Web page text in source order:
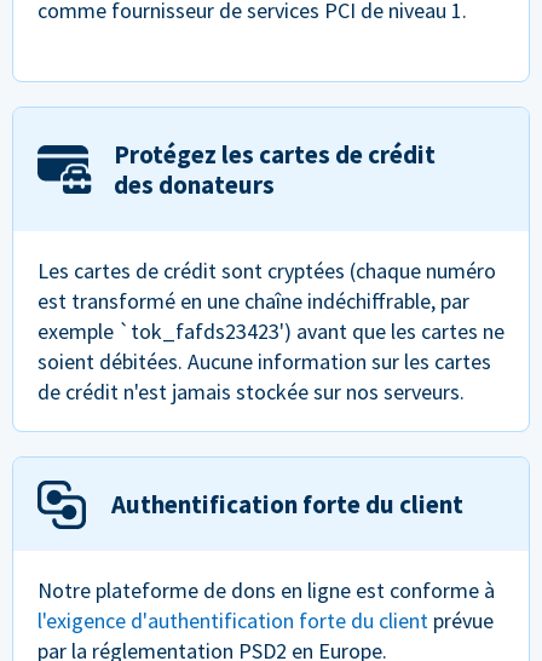
comme fournisseur de services PCI de niveau 1.
Protégez les cartes de crédit
des donateurs
Les cartes de crédit sont cryptées (chaque numéro
est transformé en une chaîne indéchiffrable, par
exemple `tok_fafds23423') avant que les cartes ne
soient débitées. Aucune information sur les cartes
de crédit n'est jamais stockée sur nos serveurs.
Authentification forte du client
Notre plateforme de dons en ligne est conforme à
l'exigence d'authentification forte du client prévue
par la réglementation PSD2 en Europe.